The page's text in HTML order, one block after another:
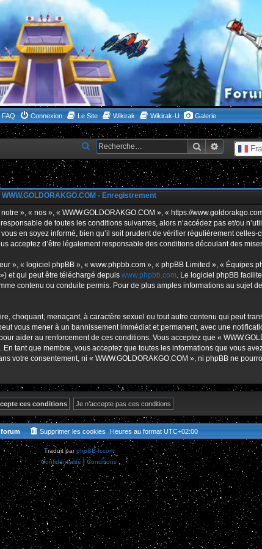
FAQ Connexion Le Site Wikirak Wikirak-U Galerie
RechercherRecherche
e
c
h
e
c
h
e
r
WWW.GOLDORAKGO.COM - Enregistrement
», « nos », « WWW.GOLDORAKGO.COM », « https://
de toutes les conditions suivantes, alors n’accédez pas et/ou
en soyez informé, bien qu’il soit prudent de vérifier régulièrement celles-
acceptez d’être légalement responsable des conditions découlant des
», « logiciel phpBB », « www.phpbb.com », « phpBB Limited », « Équipes
et qui peut être téléchargé depuis www.phpbb.com . Le logiciel phpBB
contenu ou conduite permis. Pour de plus amples informations au sujet
choquant, menaçant, à caractère sexuel ou tout autre contenu qui peut
vous mener à un bannissement immédiat et permanent, avec une
aider au renforcement de ces conditions. Vous acceptez que «
tant que membre, vous acceptez que toutes les informations que vous
votre consentement, ni « WWW.GOLDORAKGO.COM », ni phpBB ne
Heures au format UTC+02:00
Supprimer les cookies
Traduit parphpBB-fr.com
Confidentialité |Conditions